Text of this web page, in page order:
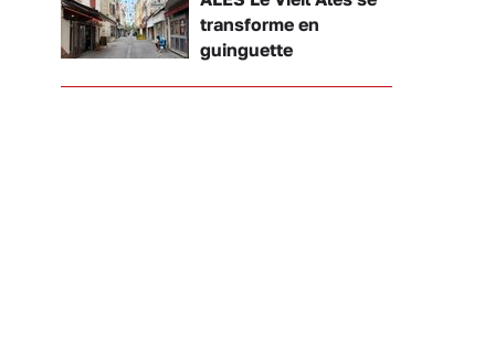
transforme en
guinguette